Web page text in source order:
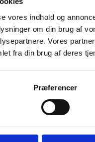
vores indhold og
om din brug af
Vores
fra din brug af deres
Præferencer
henvender sig til
erfaring med
er særligt relevant for
at styrke arbejdet
i at udveksle
at opbygge
klogere på aktuelle